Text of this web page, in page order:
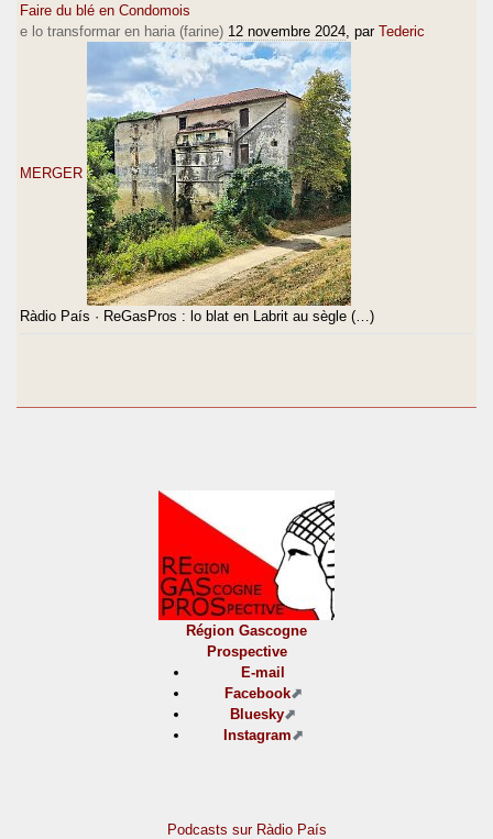
Faire du blé en Condomois
e lo transformar en haria (farine) 12 novembre 2024 , par Tederic
MERGER
Ràdio País · ReGasPros : lo blat en Labrit au sègle (…)
Région Gascogne
Prospective
E-mail
Facebook
Bluesky
Instagram
Podcasts sur Ràdio País